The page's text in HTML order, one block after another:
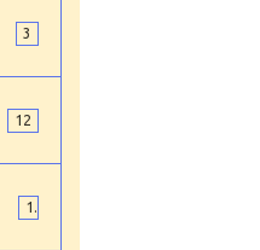
3
12
1